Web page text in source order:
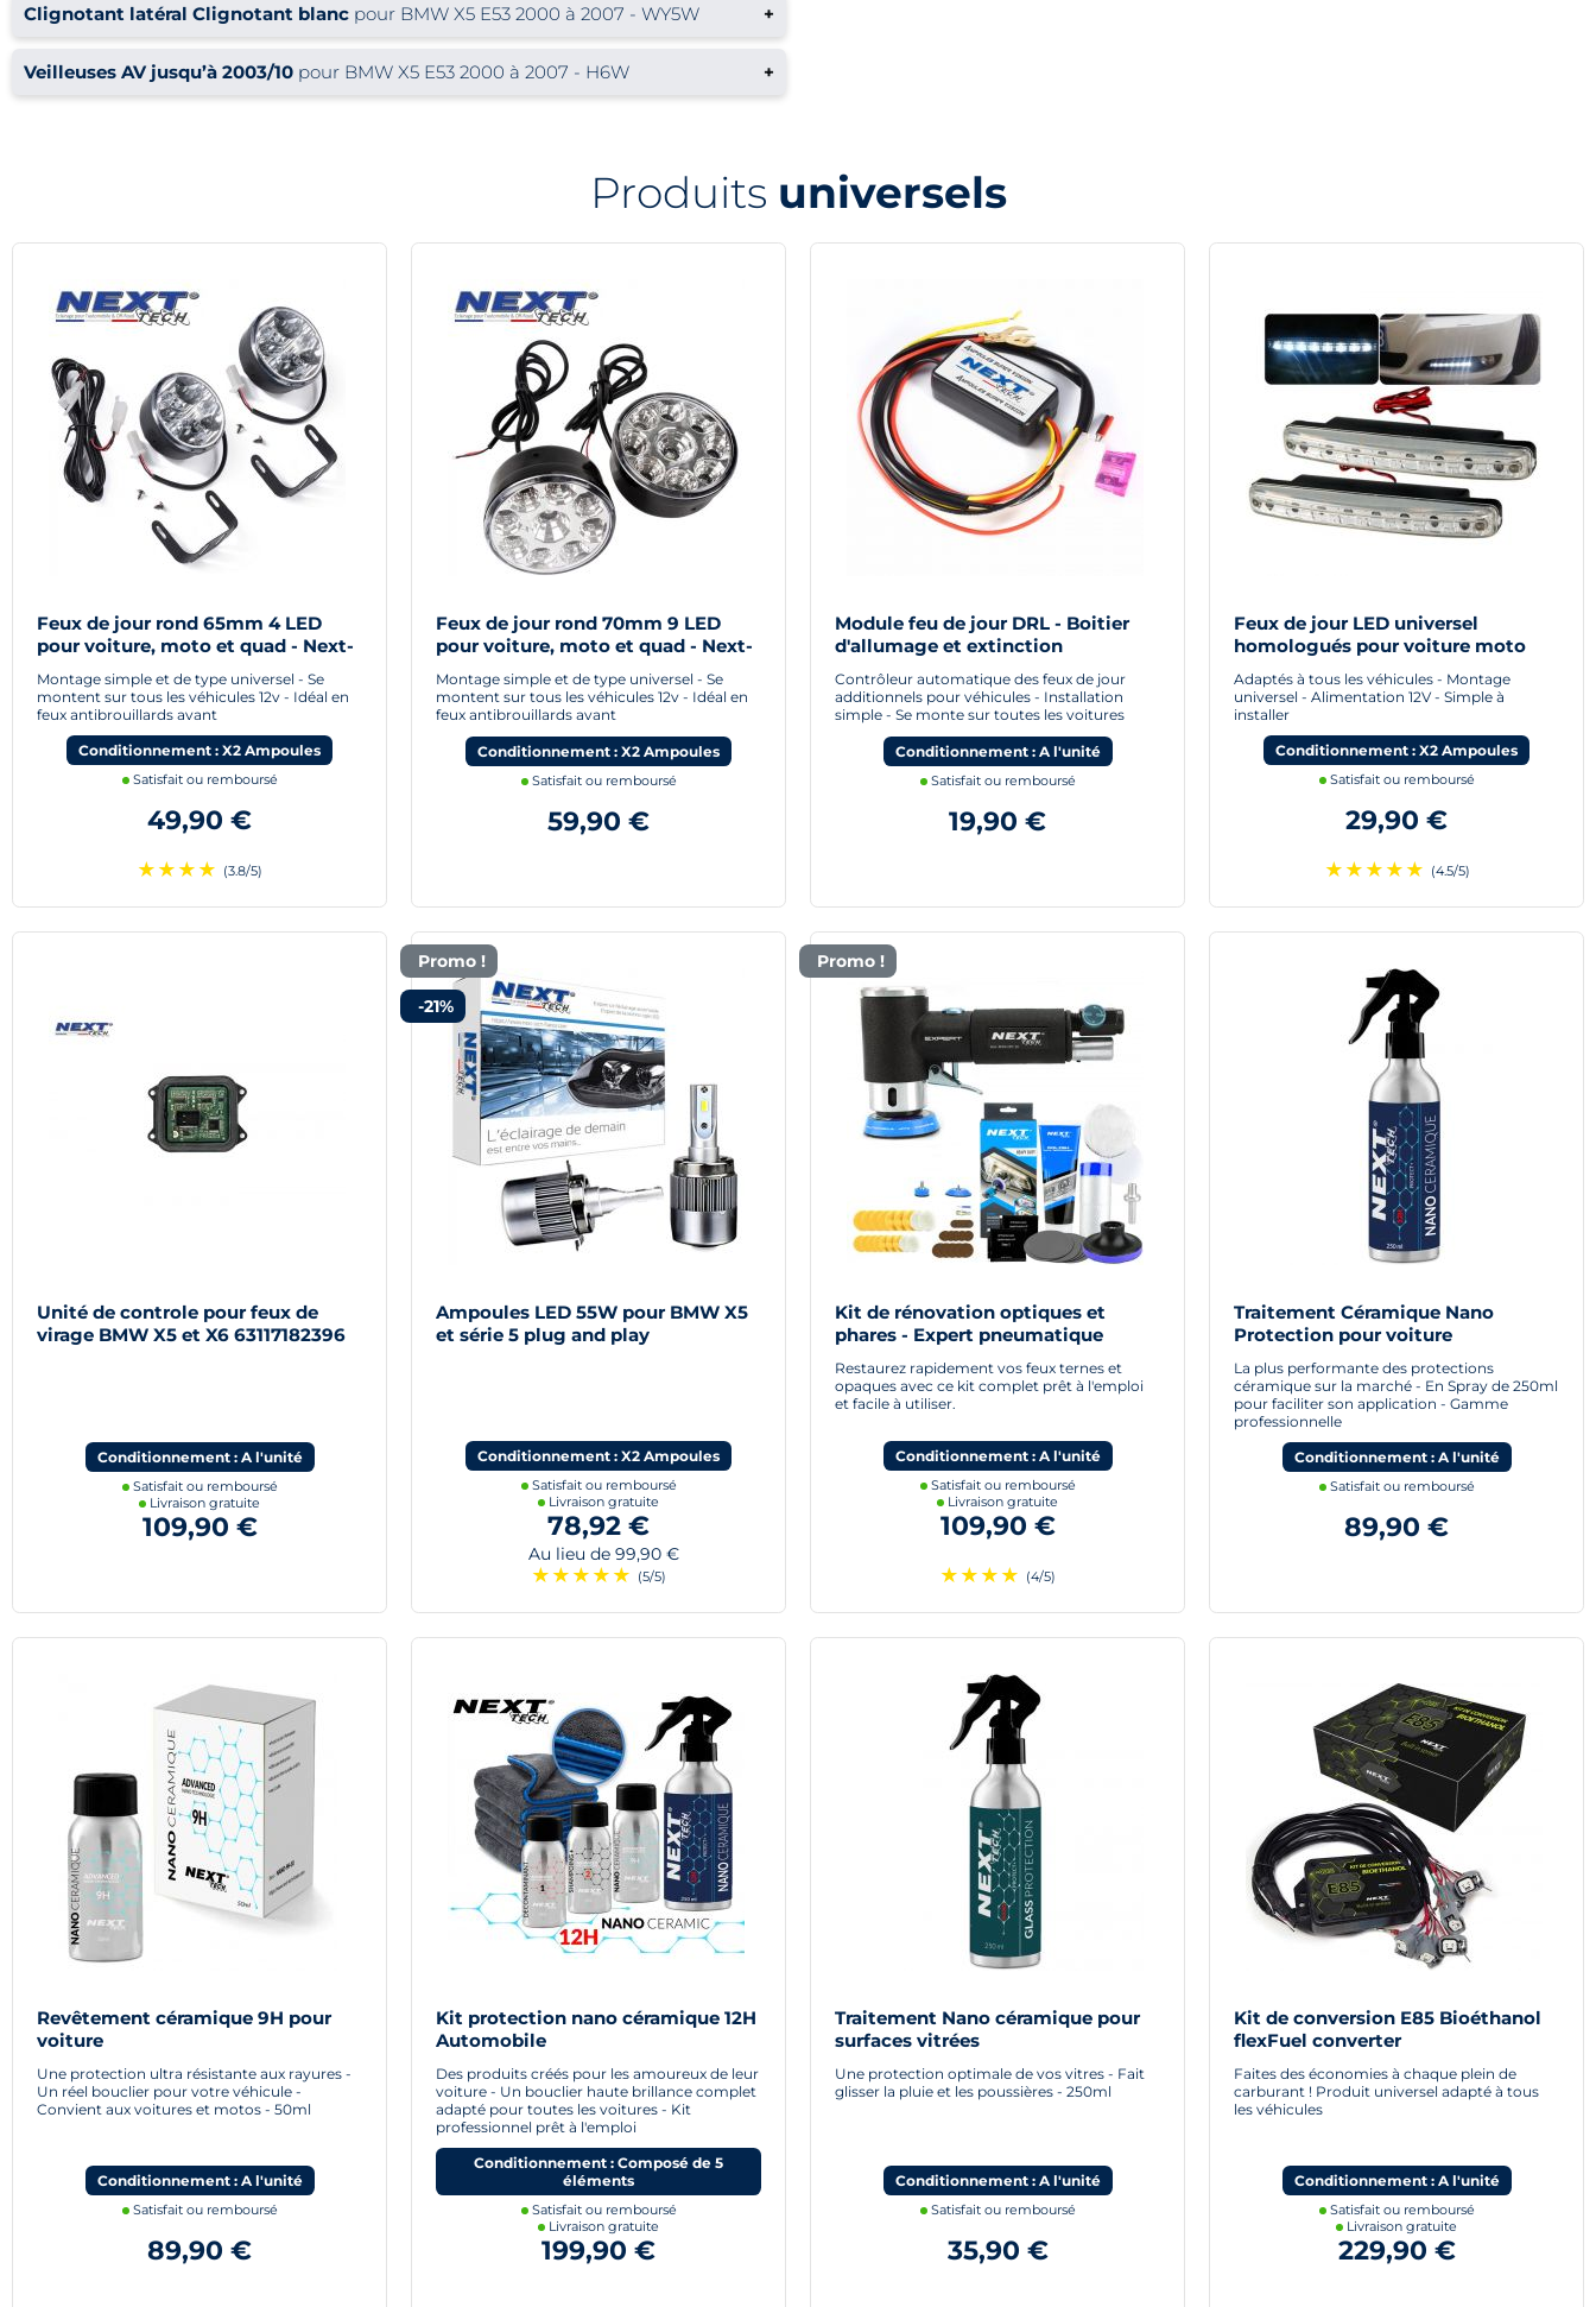
Clignotant latéral Clignotant blanc pour BMW X5 E53 2000 à 2007 - WY5W +
Veilleuses AV jusqu’à 2003/10 pour BMW X5 E53 2000 à 2007 - H6W +
Produits universels
Feux de jour rond 65mm 4 LED
pour voiture, moto et quad - Next-
Tech®
Montage simple et de type universel - Se
montent sur tous les véhicules 12v - Idéal en
feux antibrouillards avant
Conditionnement : X2 Ampoules
Satisfait ou remboursé
49,90 €
★ ★ ★ ★ (3.8/5)
Feux de jour rond 70mm 9 LED
pour voiture, moto et quad - Next-
Tech®
Montage simple et de type universel - Se
montent sur tous les véhicules 12v - Idéal en
feux antibrouillards avant
Conditionnement : X2 Ampoules
Satisfait ou remboursé
59,90 €
Module feu de jour DRL - Boitier
d'allumage et extinction
automatique pour feux de jour Led
Contrôleur automatique des feux de jour
additionnels pour véhicules - Installation
simple - Se monte sur toutes les voitures
Conditionnement : A l'unité
Satisfait ou remboursé
19,90 €
Feux de jour LED universel
homologués pour voiture moto
quad
Adaptés à tous les véhicules - Montage
universel - Alimentation 12V - Simple à
installer
Conditionnement : X2 Ampoules
Satisfait ou remboursé
29,90 €
★ ★ ★ ★ ★ (4.5/5)
Unité de controle pour feux de
virage BMW X5 et X6 63117182396
Conditionnement : A l'unité
Satisfait ou remboursé
Livraison gratuite
109,90 €
Promo !
-21%
Ampoules LED 55W pour BMW X5
et série 5 plug and play
Conditionnement : X2 Ampoules
Satisfait ou remboursé
Livraison gratuite
78,92 €
Au lieu de 99,90 €
★ ★ ★ ★ ★ (5/5)
Promo !
Kit de rénovation optiques et
phares - Expert pneumatique
Restaurez rapidement vos feux ternes et
opaques avec ce kit complet prêt à l'emploi
et facile à utiliser.
Conditionnement : A l'unité
Satisfait ou remboursé
Livraison gratuite
109,90 €
★ ★ ★ ★ (4/5)
Traitement Céramique Nano
Protection pour voiture
La plus performante des protections
céramique sur la marché - En Spray de 250ml
pour faciliter son application - Gamme
professionnelle
Conditionnement : A l'unité
Satisfait ou remboursé
89,90 €
Revêtement céramique 9H pour
voiture
Une protection ultra résistante aux rayures -
Un réel bouclier pour votre véhicule -
Convient aux voitures et motos - 50ml
Conditionnement : A l'unité
Satisfait ou remboursé
89,90 €
Kit protection nano céramique 12H
Automobile
Des produits créés pour les amoureux de leur
voiture - Un bouclier haute brillance complet
adapté pour toutes les voitures - Kit
professionnel prêt à l'emploi
Conditionnement : Composé de 5
éléments
Satisfait ou remboursé
Livraison gratuite
199,90 €
Traitement Nano céramique pour
surfaces vitrées
Une protection optimale de vos vitres - Fait
glisser la pluie et les poussières - 250ml
Conditionnement : A l'unité
Satisfait ou remboursé
35,90 €
Kit de conversion E85 Bioéthanol
flexFuel converter
Faites des économies à chaque plein de
carburant ! Produit universel adapté à tous
les véhicules
Conditionnement : A l'unité
Satisfait ou remboursé
Livraison gratuite
229,90 €